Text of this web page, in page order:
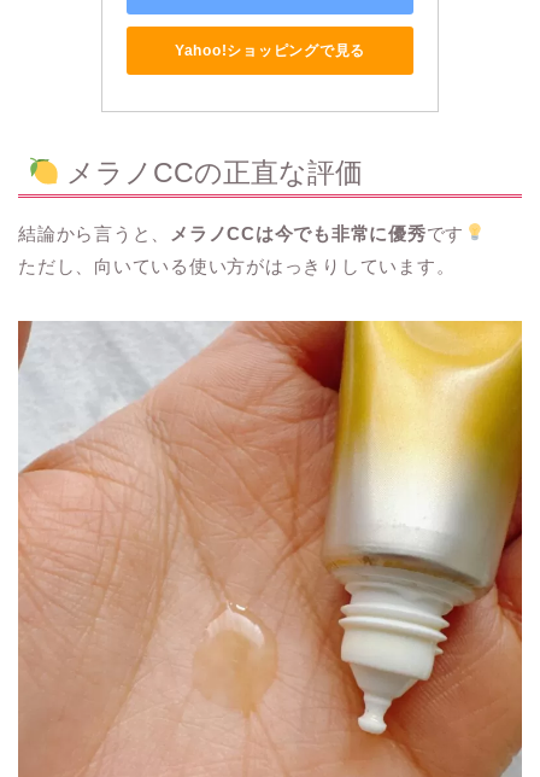
Yahoo!ショッピングで見る
メラノCCの正直な評価
結論から言うと、 メラノCCは今でも非常に優秀です
ただし、向いている使い方がはっきりしています。